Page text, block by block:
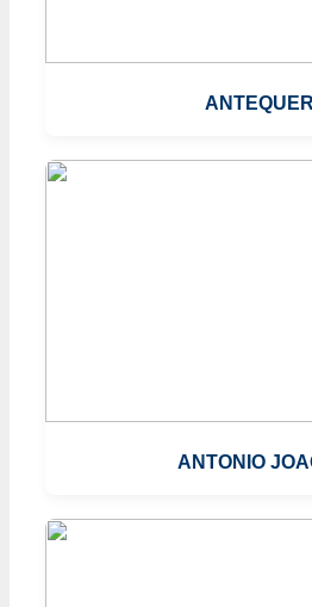
ANTONIO